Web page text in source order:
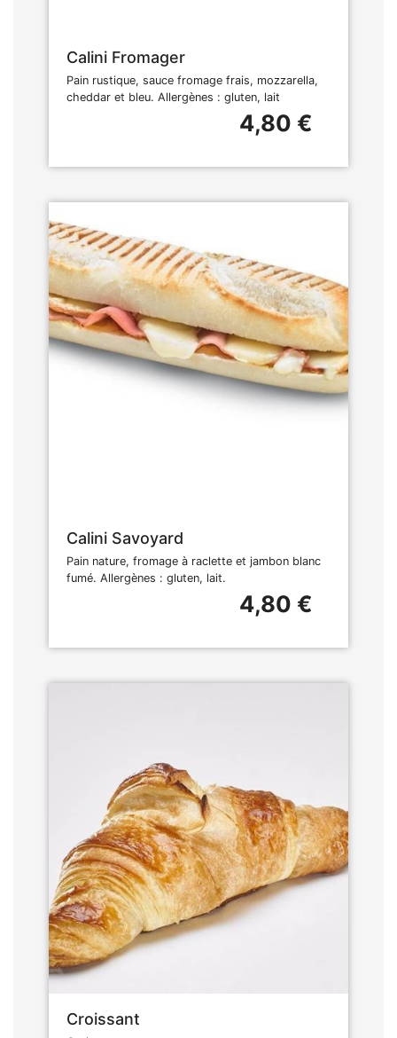
Calini Fromager
Pain rustique, sauce fromage frais, mozzarella,
cheddar et bleu. Allergènes : gluten, lait
4,80 €
Calini Savoyard
Pain nature, fromage à raclette et jambon blanc
fumé. Allergènes : gluten, lait.
4,80 €
Croissant